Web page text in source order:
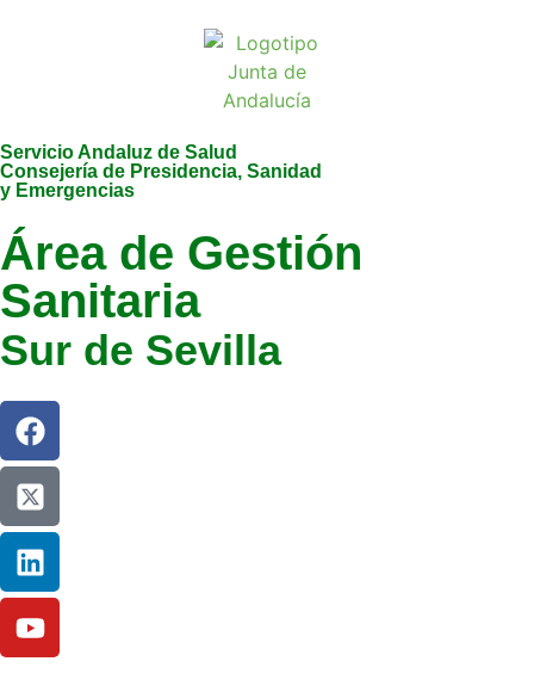
Servicio Andaluz de Salud
Consejería de Presidencia, Sanidad
y Emergencias
Área de Gestión
Sanitaria
Sur de Sevilla